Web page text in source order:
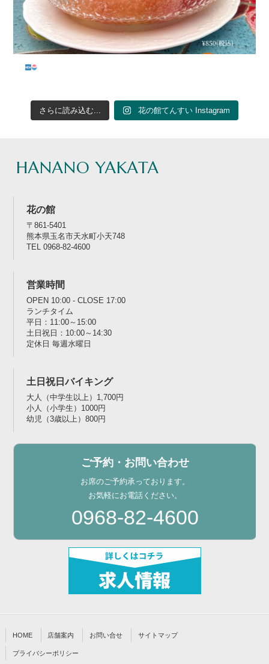
さらに読み込む... 花の館てんすい Instagram
HANANO YAKATA
花の館
〒861-5401
熊本県玉名市天水町小天748
TEL 0968-82-4600
営業時間
OPEN 10:00 - CLOSE 17:00
ランチタイム
平日：11:00～15:00
土日祝日：10:00～14:30
定休日 毎週水曜日
土日祝日バイキング
大人（中学生以上）1,700円
小人（小学生）1000円
幼児（3歳以上）800円
ご予約・お問い合わせ
お席のご予約承っております。
お気軽にお電話ください。
0968-82-4600
HOME 店舗案内 お問い合せ サイトマップ
プライバシーポリシー